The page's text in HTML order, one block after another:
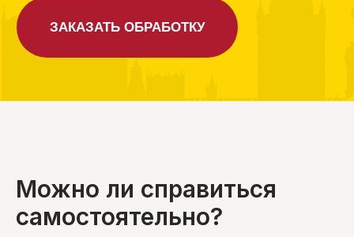
Можно ли справиться
самостоятельно?